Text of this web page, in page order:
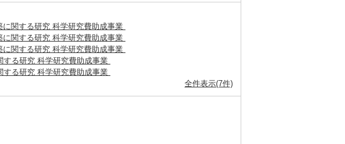
関する研究 科学研究費助成事業
関する研究 科学研究費助成事業
関する研究 科学研究費助成事業
する研究 科学研究費助成事業
する研究 科学研究費助成事業
全件表示(7件)